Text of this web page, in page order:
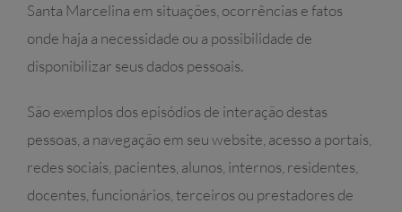
Santa Marcelina em situações, ocorrências e fatos
onde haja a necessidade ou a possibilidade de
disponibilizar seus dados pessoais.
São exemplos dos episódios de interação destas
pessoas, a navegação em seu website, acesso a portais,
redes sociais, pacientes, alunos, internos, residentes,
docentes, funcionários, terceiros ou prestadores de